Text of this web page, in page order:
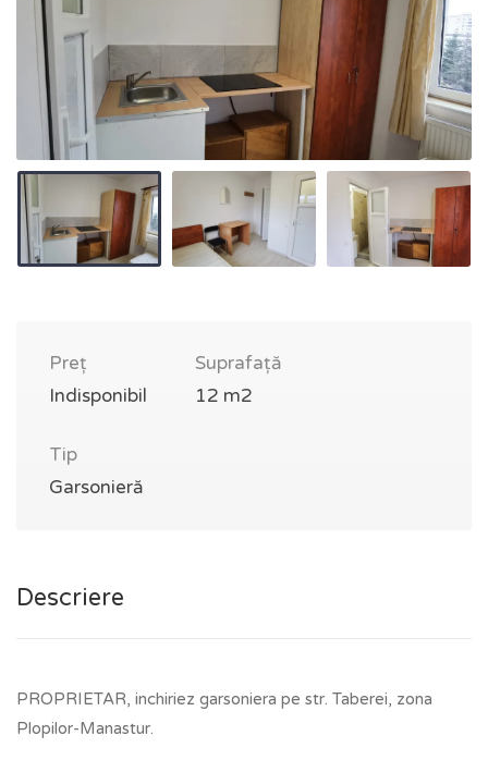
Preț
Indisponibil
Suprafață
12 m2
Tip
Garsonieră
Descriere
PROPRIETAR, inchiriez garsoniera pe str. Taberei, zona
Plopilor-Manastur.